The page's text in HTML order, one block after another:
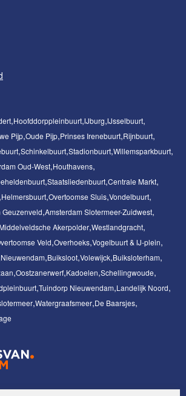
Hoofddorppleinbuurt IJburg IJsselbuurt
Pijp Oude Pijp Prinses Irenebuurt Rijnbuurt
Schinkelbuurt Stadionbuurt Willemsparkbuurt
Oud-West Houthavens
Staatsliedenbuurt Centrale Markt
Helmersbuurt Overtoomse Sluis Vondelbuurt
Geuzenveld Amsterdam Slotermeer-Zuidwest
Middelveldsche Akerpolder Westlandgracht
Veld Overhoeks Vogelbuurt & IJ-plein
Nieuwendam Buiksloot Volewijck Buiksloterham
Oostzanerwerf Kadoelen Schellingwoude
Tuindorp Nieuwendam Landelijk Noord
Watergraafsmeer De Baarsjes